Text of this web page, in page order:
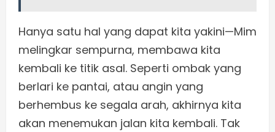
Hanya satu hal yang dapat kita yakini—Mim
melingkar sempurna, membawa kita
kembali ke titik asal. Seperti ombak yang
berlari ke pantai, atau angin yang
berhembus ke segala arah, akhirnya kita
akan menemukan jalan kita kembali. Tak